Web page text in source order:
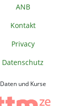
ANB
Kontakt
Privacy
Datenschutz
Daten und Kurse